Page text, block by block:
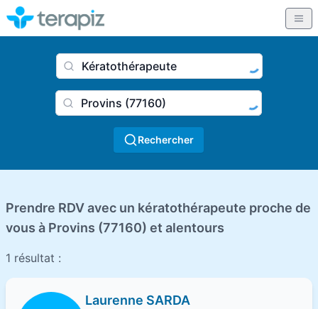
Nom du praticien, profession
Ville
Rechercher
Prendre RDV avec un kératothérapeute proche de
vous à Provins (77160) et alentours
1 résultat :
Laurenne SARDA